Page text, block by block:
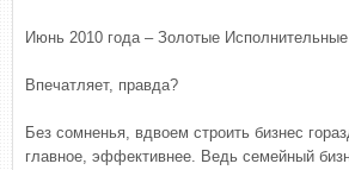
Июнь 2010 года – Золотые
Впечатляет, правда?
Без сомненья, вдвоем строить бизнес
главное, эффективнее. Ведь семейный